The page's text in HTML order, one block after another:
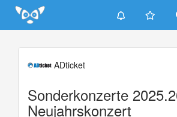
Update cookies preferences
ADticket
Sonderkonzerte
Neujahrskonzert